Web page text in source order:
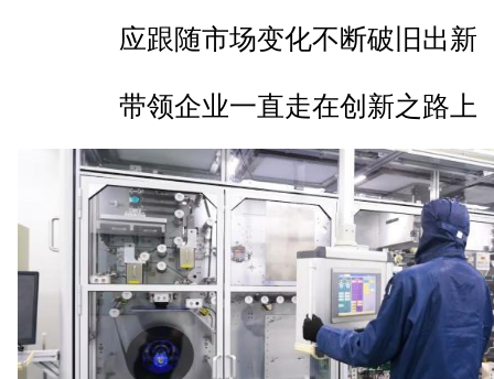
应跟随市场变化不断破旧出新
带领企业一直走在创新之路上